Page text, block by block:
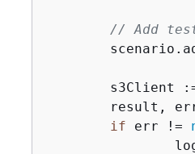
// Add
result,
if err !=